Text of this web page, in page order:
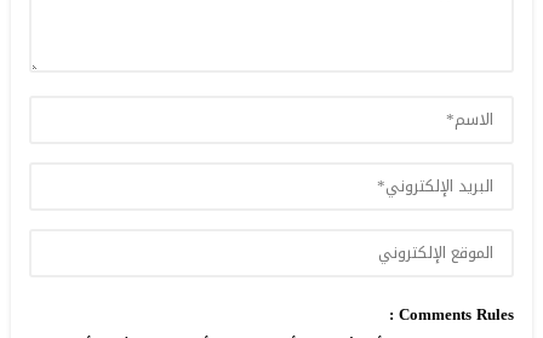
Comments Rules :